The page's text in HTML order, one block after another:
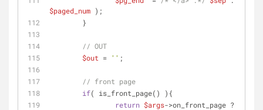
$paged_num );
	}
// OUT
$out = '' ;
// front page
if( is_front_page() ){
return $args->on_front_page ? (